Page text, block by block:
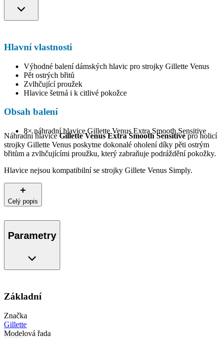
Hlavní vlastnosti
Výhodné balení dámských hlavic pro strojky Gillette Venus
Pět ostrých břitů
Zvlhčující proužek
Hlavice šetrná i k citlivé pokožce
Obsah balení
8× náhradní hlavice Gillette Venus Extra Smooth Sensitive
Náhradní hlaviceGillette Venus Extra Smooth Sensitivepro holicí
strojky Gillette Venus poskytne dokonalé oholení díky pěti ostrým
břitům a zvlhčujícími proužku, který zabraňuje podráždění pokožky.
Hlavice nejsou kompatibilní se strojky Gillete Venus Simply.
Celý popis
Parametry
Základní
Značka
Gillette
Modelová řada